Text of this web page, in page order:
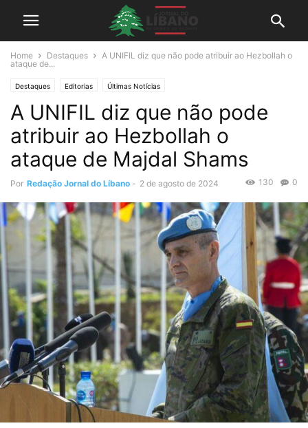
Home Destaques
A UNIFIL diz que não pode atribuir ao Hezbollah o
ataque de...
Destaques Editorias Últimas Notícias
A UNIFIL diz que não pode
atribuir ao Hezbollah o
ataque de Majdal Shams
Por Redação Jornal do Líbano - 2 de agosto de 2024 0
130